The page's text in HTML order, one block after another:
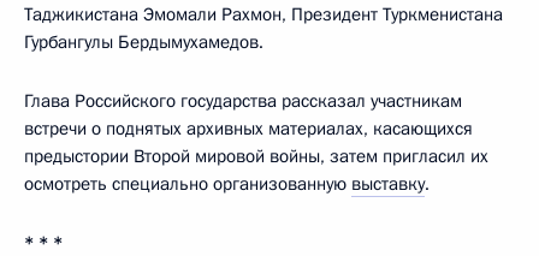
Таджикистана Эмомали Рахмон, Президент Туркменистана
Гурбангулы Бердымухамедов.
Глава Российского государства рассказал участникам
встречи о поднятых архивных материалах, касающихся
предыстории Второй мировой войны, затем пригласил их
осмотреть специально организованную выставку.
* * *